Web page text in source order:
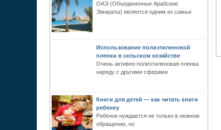
ОАЭ (Объединенные Арабские
Эмираты) является одним из самых
Использование полиэтиленовой
пленки в сельском хозяйстве
Очень активно полиэтиленовая пленка
наряду с другими сферами
Книги для детей — как читать книги
ребенку
Ребенок нуждается не только в нежном
обращении, но